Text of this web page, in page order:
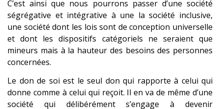
C’est ainsi que nous pourrons passer d’une société
ségrégative et intégrative à une la société inclusive,
une société dont les lois sont de conception universelle
et dont les dispositifs catégoriels ne seraient que
mineurs mais à la hauteur des besoins des personnes
concernées.
Le don de soi est le seul don qui rapporte à celui qui
donne comme à celui qui reçoit. Il en va de même d’une
société qui délibérément s’engage à devenir